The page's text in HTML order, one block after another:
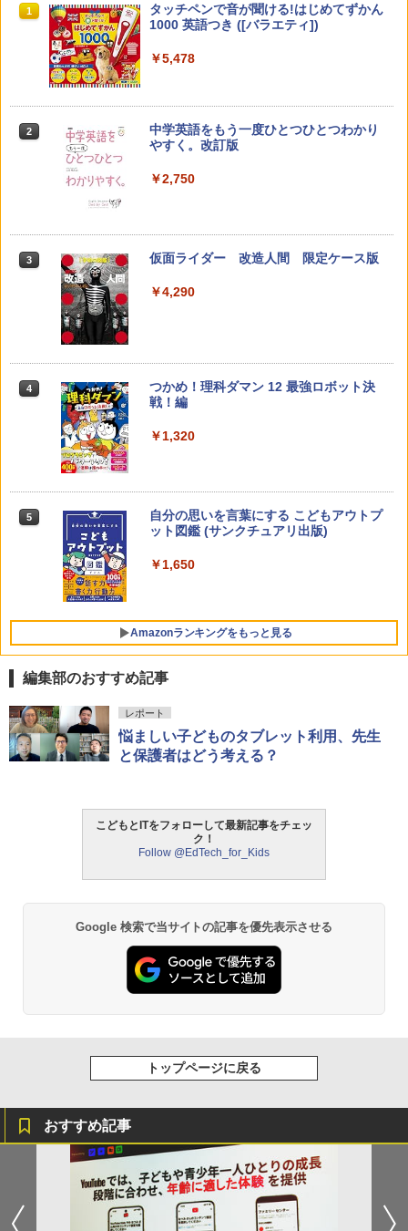
1 教育者のためのコーチング入門
2
カウンセリングとは何か 変化するという
こと (講談社現代新書 2787)
￥1,540
3 先生のためのGoogle AI完全攻略図鑑
￥-
4 子どもが変わる魔法の言葉
￥2,200
5
向山洋一の系譜、その先へ 授業の腕を磨
く法則: 教育技術が子供の可能性を伸ば
1
パイロット スイスイおえかき for Study
何回も書ける! れんしゅうボード ひらが
育
【くもん出版公式特別セット】くもん出
版(KUMON PUBLISHING) くもんの日本
地図パズル 日本の世界遺産すごろく付き
￥4,046
￥2,127
Joyreal モンテッソーリ ビジーボード 知
早期開発 (スタンダード・エディション)
￥2,959
対象年齢6歳から 数千点のキッズコンテ
ンツが1年間使い放題
￥26,980
1
タッチペンで音が聞ける!はじめてずかん
1000 英語つき ([バラエティ])
￥5,478
2
中学英語をもう一度ひとつひとつわかり
やすく。改訂版
￥2,750
3 仮面ライダー 改造人間 限定ケース版
￥4,290
4
つかめ！理科ダマン 12 最強ロボット決
戦！編
￥1,320
5
自分の思いを言葉にする こどもアウトプ
ット図鑑 (サンクチュアリ出版)
￥1,650
Amazonランキングをもっと見る
1
ThinkFun ボードゲーム 「サーキット・
メイズ」 配線回路をプログラミングする
日本語説明書付 8歳~ 76341 誕生日 クリ
スマス
モルカ: 原子・分子に強くなるカードゲ
物理実験モデル楽器電磁気教材を教える
ダルトンボード/ゴルトンボード物理学、
4
エンジニアリングキット小さなカート -
ホリデープロジェクト、ギフトイベン
ト、誕生日の楽しみ、イースターディス
カバリーを備えたインタラクティブサイ
エンスツール
編集部のおすすめ記事
レポート
悩ましい子どものタブレット利用、先生
と保護者はどう考える？
こどもとITをフォローして最新記事をチェッ
ク！
Follow @EdTech_for_Kids
Google 検索で当サイトの記事を優先表示させる
トップページに戻る
おすすめ記事